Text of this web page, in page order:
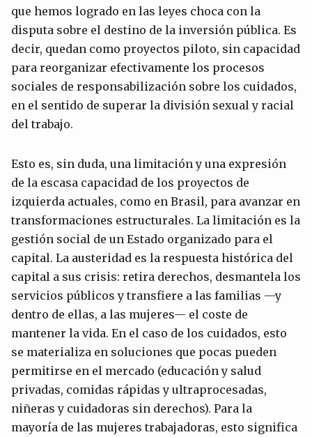
que hemos logrado en las leyes choca con la
disputa sobre el destino de la inversión pública. Es
decir, quedan como proyectos piloto, sin capacidad
para reorganizar efectivamente los procesos
sociales de responsabilización sobre los cuidados,
en el sentido de superar la división sexual y racial
del trabajo.
Esto es, sin duda, una limitación y una expresión
de la escasa capacidad de los proyectos de
izquierda actuales, como en Brasil, para avanzar en
transformaciones estructurales. La limitación es la
gestión social de un Estado organizado para el
capital. La austeridad es la respuesta histórica del
capital a sus crisis: retira derechos, desmantela los
servicios públicos y transfiere a las familias —y
dentro de ellas, a las mujeres— el coste de
mantener la vida. En el caso de los cuidados, esto
se materializa en soluciones que pocas pueden
permitirse en el mercado (educación y salud
privadas, comidas rápidas y ultraprocesadas,
niñeras y cuidadoras sin derechos). Para la
mayoría de las mujeres trabajadoras, esto significa